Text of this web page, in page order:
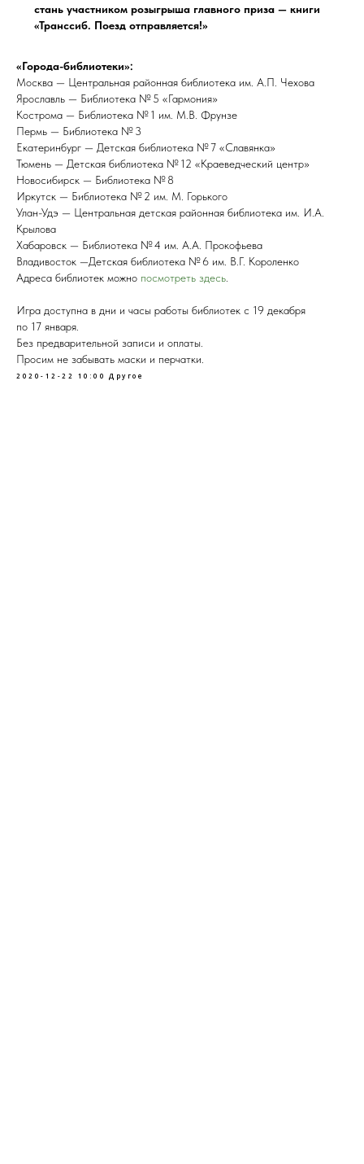
стань участником розыгрыша главного приза — книги
«Транссиб. Поезд отправляется!»
«Города-библиотеки»:
Москва — Центральная районная библиотека им. А.П. Чехова
Ярославль — Библиотека № 5 «Гармония»
Кострома — Библиотека № 1 им. М.В. Фрунзе
Пермь — Библиотека № 3
Екатеринбург — Детская библиотека № 7 «Славянка»
Тюмень — Детская библиотека № 12 «Краеведческий центр»
Новосибирск — Библиотека № 8
Иркутск — Библиотека № 2 им. М. Горького
Улан-Удэ — Центральная детская районная библиотека им. И.А.
Крылова
Хабаровск — Библиотека № 4 им. А.А. Прокофьева
Владивосток —Детская библиотека № 6 им. В.Г. Короленко
Адреса библиотек можно посмотреть здесь
Игра доступна в дни и часы работы библиотек с 19 декабря
по 17 января.
Без предварительной записи и оплаты.
Просим не забывать маски и перчатки.
2020-12-22 10:00 Другое